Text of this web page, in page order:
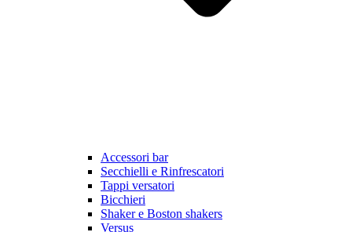
Accessori bar
Secchielli e Rinfrescatori
Tappi versatori
Bicchieri
Shaker e Boston shakers
Versus